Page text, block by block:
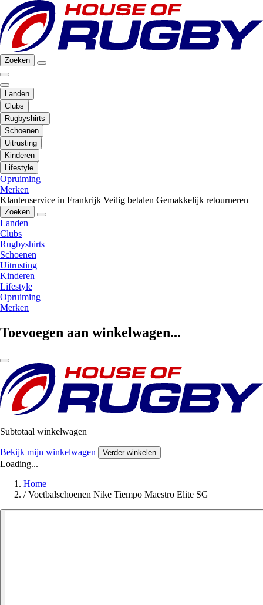
Zoeken
Landen
Clubs
Rugbyshirts
Schoenen
Uitrusting
Kinderen
Lifestyle
Opruiming
Merken
Klantenservice in Frankrijk Veilig betalen Gemakkelijk retourneren
Zoeken
Landen
Clubs
Rugbyshirts
Schoenen
Uitrusting
Kinderen
Lifestyle
Opruiming
Merken
Toevoegen aan winkelwagen...
Subtotaal winkelwagen
Bekijk mijn winkelwagen Verder winkelen
Loading...
Home
/ Voetbalschoenen Nike Tiempo Maestro Elite SG